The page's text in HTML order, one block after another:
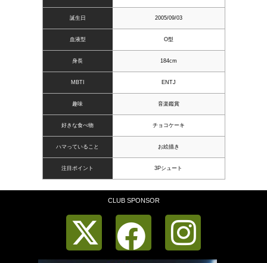
誕生日 2005/09/03
血液型 O型
身長 184cm
MBTI ENTJ
趣味 音楽鑑賞
好きな食べ物 チョコケーキ
ハマっていること お絵描き
注目ポイント 3Pシュート
CLUB SPONSOR